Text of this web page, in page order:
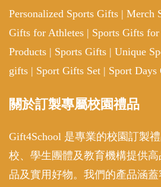
Personalized Sports Gifts | Merch
Gifts for Athletes | Sports Gifts
Products | Sports Gifts | Unique
gifts | Sport Gifts Set | Sport Days
關於訂製專屬校園禮品
Gift4School 是專業的校園訂製
校、學生團體及教育機構提供
品及實用好物。我們的產品涵